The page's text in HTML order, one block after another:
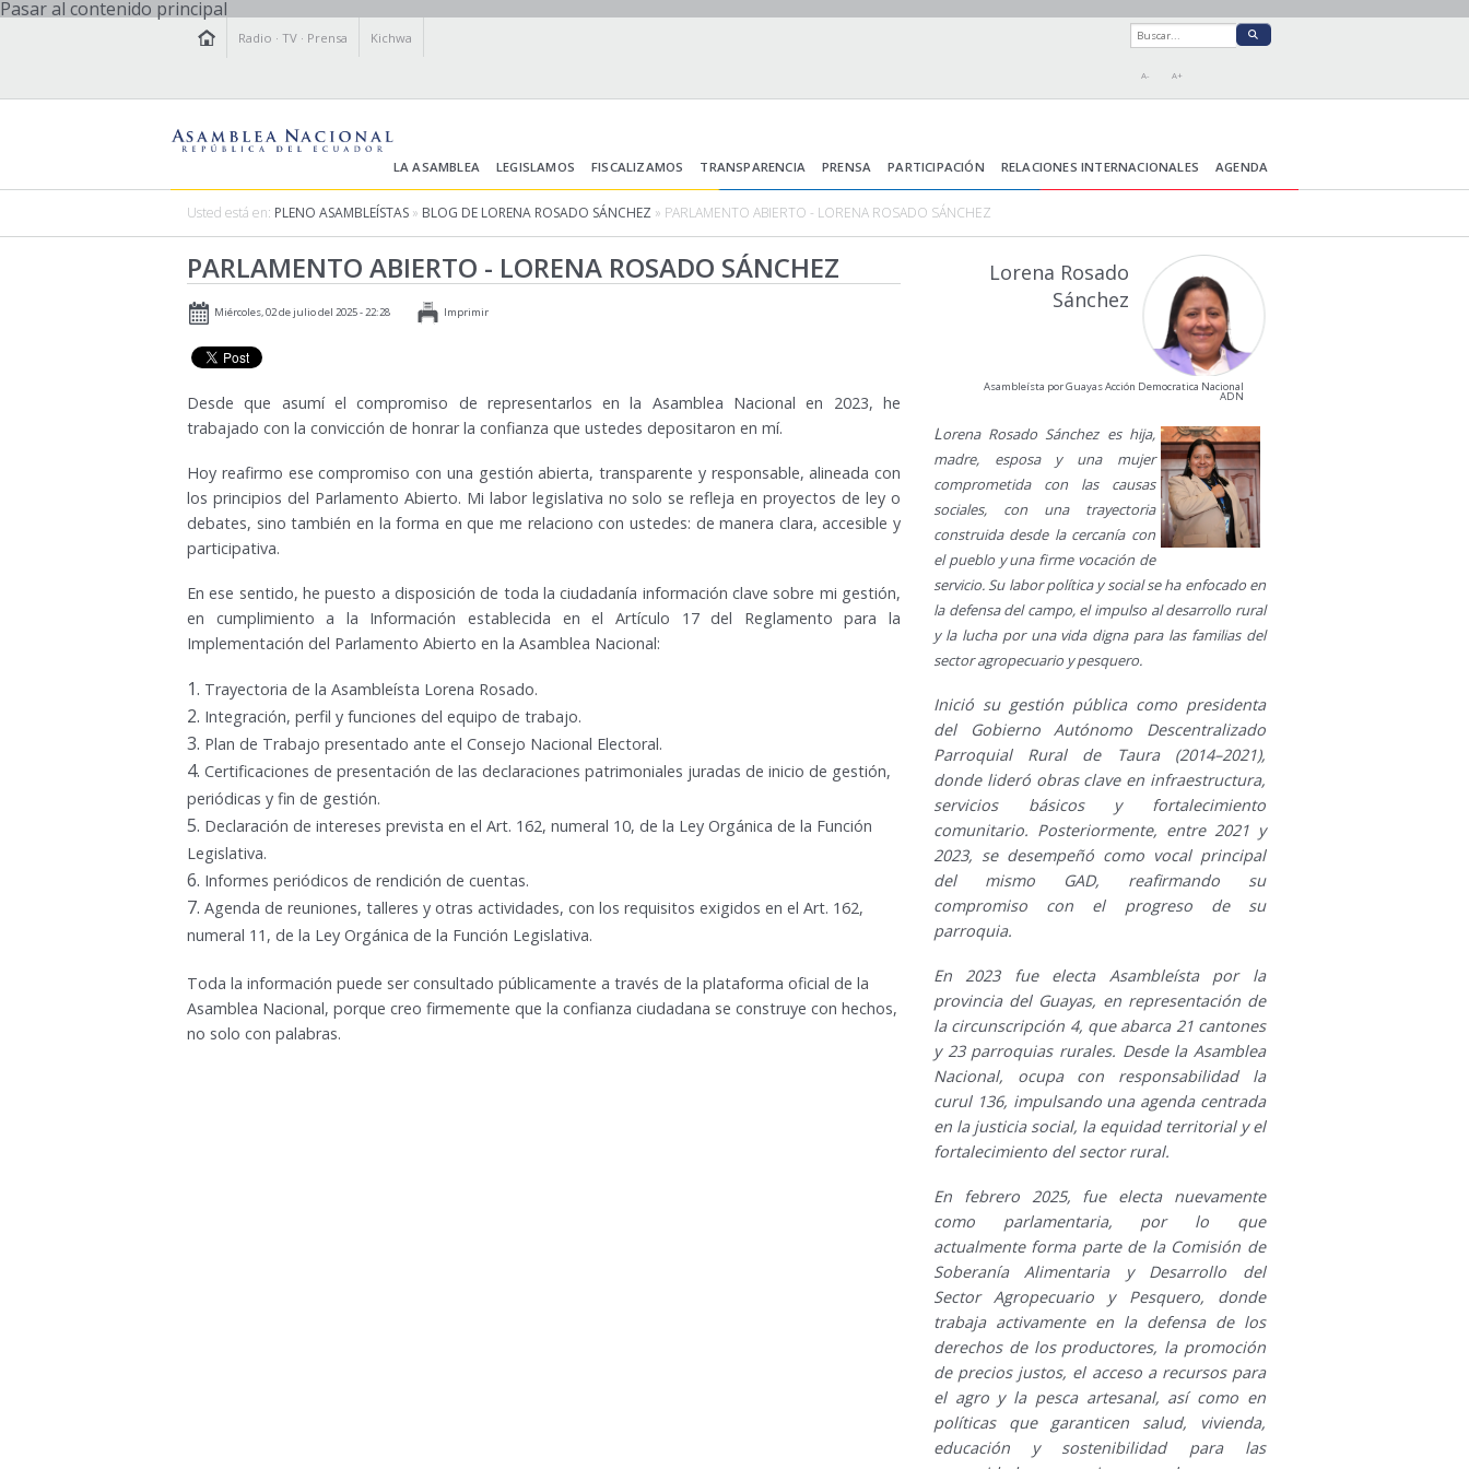
Pasar al contenido principal
Radio ·TV · Prensa Kichwa
A- A+
LA ASAMBLEA LEGISLAMOS FISCALIZAMOS TRANSPARENCIA PRENSA PARTICIPACIÓN RELACIONES INTERNACIONALES AGENDA
Usted está en: PLENO ASAMBLEÍSTAS » BLOG DE LORENA ROSADO SÁNCHEZ » PARLAMENTO ABIERTO - LORENA ROSADO SÁNCHEZ
PARLAMENTO ABIERTO - LORENA ROSADO SÁNCHEZ
Miércoles, 02 de julio del 2025 - 22:28 Imprimir
Desde que asumí el compromiso de representarlos en la Asamblea Nacional en 2023, he
trabajado con la convicción de honrar la confianza que ustedes depositaron en mí.
Hoy reafirmo ese compromiso con una gestión abierta, transparente y responsable, alineada con
los principios del Parlamento Abierto. Mi labor legislativa no solo se refleja en proyectos de ley o
debates, sino también en la forma en que me relaciono con ustedes: de manera clara, accesible y
participativa.
En ese sentido, he puesto a disposición de toda la ciudadanía información clave sobre mi gestión,
en cumplimiento a la Información establecida en el Artículo 17 del Reglamento para la
Implementación del Parlamento Abierto en la Asamblea Nacional:
Trayectoria de la Asambleísta Lorena Rosado.
Integración, perfil y funciones del equipo de trabajo.
Plan de Trabajo presentado ante el Consejo Nacional Electoral.
Certificaciones de presentación de las declaraciones patrimoniales juradas de inicio de gestión,
periódicas y fin de gestión.
Declaración de intereses prevista en el Art. 162, numeral 10, de la Ley Orgánica de la Función
Legislativa.
Informes periódicos de rendición de cuentas.
Agenda de reuniones, talleres y otras actividades, con los requisitos exigidos en el Art. 162,
numeral 11, de la Ley Orgánica de la Función Legislativa.
Toda la información puede ser consultado públicamente a través de la plataforma oficial de la
Asamblea Nacional, porque creo firmemente que la confianza ciudadana se construye con hechos,
no solo con palabras.
Lorena Rosado
Sánchez
Asambleísta por Guayas Acción Democratica Nacional
ADN
Lorena Rosado Sánchez es hija,
madre, esposa y una mujer
comprometida con las causas
sociales, con una trayectoria
construida desde la cercanía con
el pueblo y una firme vocación de
servicio. Su labor política y social se ha enfocado en
la defensa del campo, el impulso al desarrollo rural
y la lucha por una vida digna para las familias del
sector agropecuario y pesquero.
Inició su gestión pública como presidenta
del Gobierno Autónomo Descentralizado
Parroquial Rural de Taura (2014–2021),
donde lideró obras clave en infraestructura,
servicios básicos y fortalecimiento
comunitario. Posteriormente, entre 2021 y
2023, se desempeñó como vocal principal
del mismo GAD, reafirmando su
compromiso con el progreso de su
parroquia.
En 2023 fue electa Asambleísta por la
provincia del Guayas, en representación de
la circunscripción 4, que abarca 21 cantones
y 23 parroquias rurales. Desde la Asamblea
Nacional, ocupa con responsabilidad la
curul 136, impulsando una agenda centrada
en la justicia social, la equidad territorial y el
fortalecimiento del sector rural.
En febrero 2025, fue electa nuevamente
como parlamentaria, por lo que
actualmente forma parte de la Comisión de
Soberanía Alimentaria y Desarrollo del
Sector Agropecuario y Pesquero, donde
trabaja activamente en la defensa de los
derechos de los productores, la promoción
de precios justos, el acceso a recursos para
el agro y la pesca artesanal, así como en
políticas que garanticen salud, vivienda,
educación y sostenibilidad para las